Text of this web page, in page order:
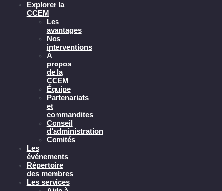
Explorer la
CCEM
Les
avantages
Nos
interventions
À
propos
de la
CCEM
Équipe
Partenariats
et
commandites
Conseil
d’administration
Comités
Les
événements
Répertoire
des membres
Les services